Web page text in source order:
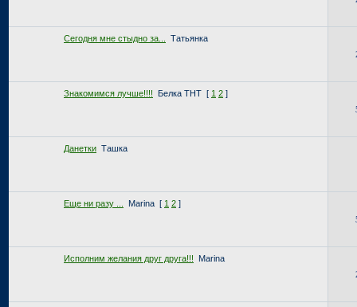
Сегодня мне стыдно за...
Татьянка
Знакомимся лучше!!!! Белка ТНТ [ 1 2 ]
Данетки Ташка
Еще ни разу ... Marina [ 1 2 ]
Исполним желания друг друга!!!
Marina